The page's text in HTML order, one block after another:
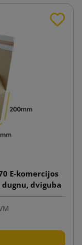
E-komercijos
dviguba